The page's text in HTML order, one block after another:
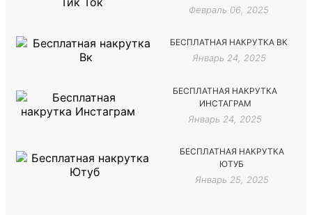
Февраль 06, 2025
БЕСПЛАТНАЯ НАКРУТКА ВК
Январь 24, 2025
БЕСПЛАТНАЯ НАКРУТКА
ИНСТАГРАМ
Январь 24, 2025
БЕСПЛАТНАЯ НАКРУТКА
ЮТУБ
Январь 25, 2025